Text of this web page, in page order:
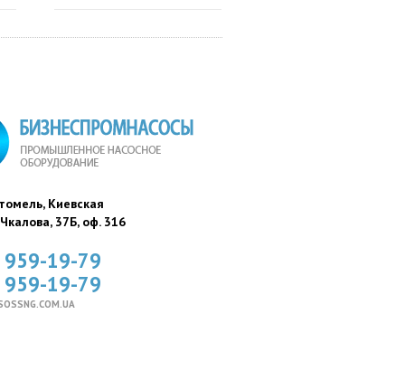
Киевская
37Б, оф. 316
959-19-79
959-19-79